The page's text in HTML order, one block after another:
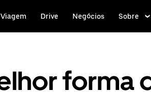
Viagem Drive Negócios Sobre
forma